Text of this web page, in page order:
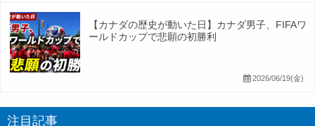
【カナダの歴史が動いた日】カナダ男子、FIFAワ
ールドカップで悲願の初勝利
2026/06/19(金)
注目記事